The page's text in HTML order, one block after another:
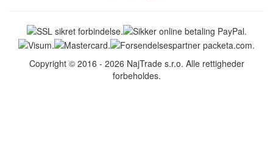
Copyright © 2016 - 2026 NajTrade s.r.o. Alle rettigheder
forbeholdes.